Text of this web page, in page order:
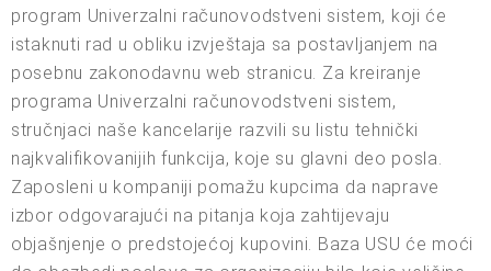
program Univerzalni računovodstveni sistem, koji će
istaknuti rad u obliku izvještaja sa postavljanjem na
posebnu zakonodavnu web stranicu. Za kreiranje
programa Univerzalni računovodstveni sistem,
stručnjaci naše kancelarije razvili su listu tehnički
najkvalifikovanijih funkcija, koje su glavni deo posla.
Zaposleni u kompaniji pomažu kupcima da naprave
izbor odgovarajući na pitanja koja zahtijevaju
objašnjenje o predstojećoj kupovini. Baza USU će moći